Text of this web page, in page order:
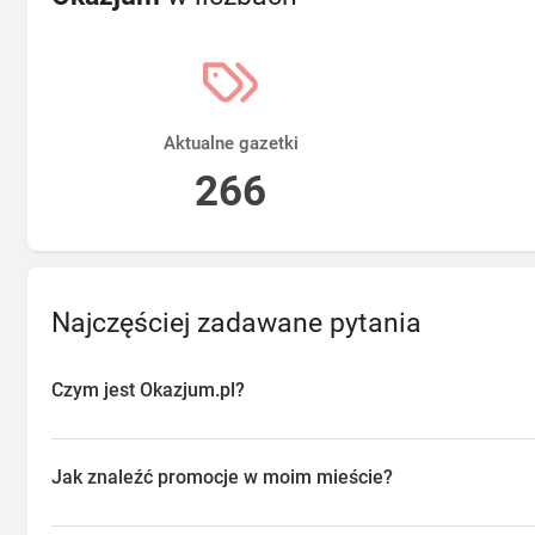
Aktualne gazetki
266
Najczęściej zadawane pytania
Czym jest Okazjum.pl?
przeglądać aktualne promocje w sklepach w Twojej okolicy,
Jak znaleźć promocje w moim mieście?